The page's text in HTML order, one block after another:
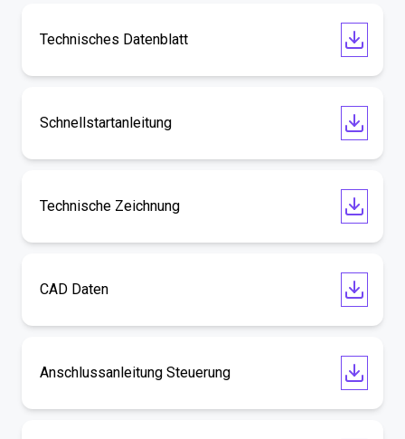
Technisches Datenblatt
Schnellstartanleitung
Technische Zeichnung
CAD Daten
Anschlussanleitung Steuerung